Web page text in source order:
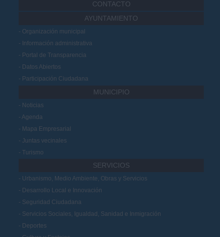
CONTACTO
AYUNTAMIENTO
Organización municipal
Información administrativa
Portal de Transparencia
Datos Abiertos
Participación Ciudadana
MUNICIPIO
Noticias
Agenda
Mapa Empresarial
Juntas vecinales
Turismo
SERVICIOS
Urbanismo, Medio Ambiente, Obras y Servicios
Desarrollo Local e Innovación
Seguridad Ciudadana
Servicios Sociales, Igualdad, Sanidad e Inmigración
Deportes